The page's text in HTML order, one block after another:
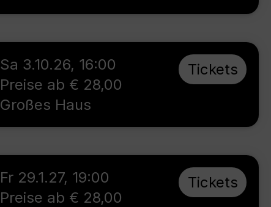
Sa 3.10.26, 16:00
Preise ab € 28,00
Großes Haus
Tickets
Fr 29.1.27, 19:00
Preise ab € 28,00
Tickets